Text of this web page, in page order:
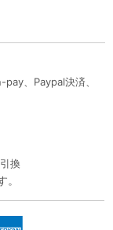
、Paypal決済、
換